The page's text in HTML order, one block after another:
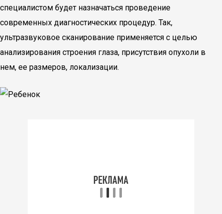
специалистом будет назначаться проведение
современных диагностических процедур. Так,
ультразвуковое сканирование применяется с целью
анализирования строения глаза, присутствия опухоли в
нем, ее размеров, локализации.